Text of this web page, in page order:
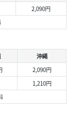
2,090円
沖縄
2,090円
1,210円